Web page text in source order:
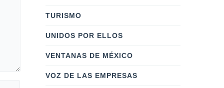
TURISMO
UNIDOS POR ELLOS
VENTANAS DE MÉXICO
VOZ DE LAS EMPRESAS